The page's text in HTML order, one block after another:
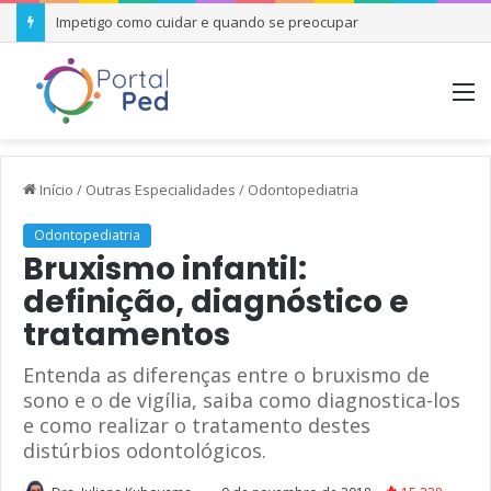
Impetigo como cuidar e quando se preocupar
Início / Outras Especialidades / Odontopediatria
Odontopediatria
Bruxismo infantil:
definição, diagnóstico e
tratamentos
Entenda as diferenças entre o bruxismo de
sono e o de vigília, saiba como diagnostica-los
e como realizar o tratamento destes
distúrbios odontológicos.